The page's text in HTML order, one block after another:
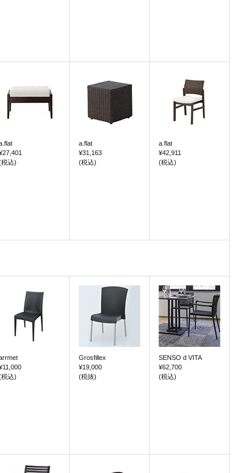
税込)
a.flat
¥31,163
(税込)
a.flat
¥42,911
(税込)
税込)
Grosfillex
¥19,000
(税抜)
SENSO d VITA
¥62,700
(税込)